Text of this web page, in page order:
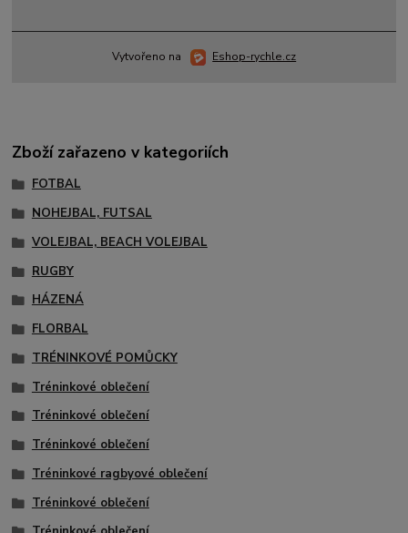
Vytvořeno na Eshop-rychle.cz
Zboží zařazeno v kategoriích
FOTBAL
NOHEJBAL, FUTSAL
VOLEJBAL, BEACH VOLEJBAL
RUGBY
HÁZENÁ
FLORBAL
TRÉNINKOVÉ POMŮCKY
Tréninkové oblečení
Tréninkové oblečení
Tréninkové oblečení
Tréninkové ragbyové oblečení
Tréninkové oblečení